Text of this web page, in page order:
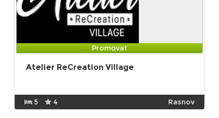
Promovat
Atelier ReCreation Village
5 4 Rasnov